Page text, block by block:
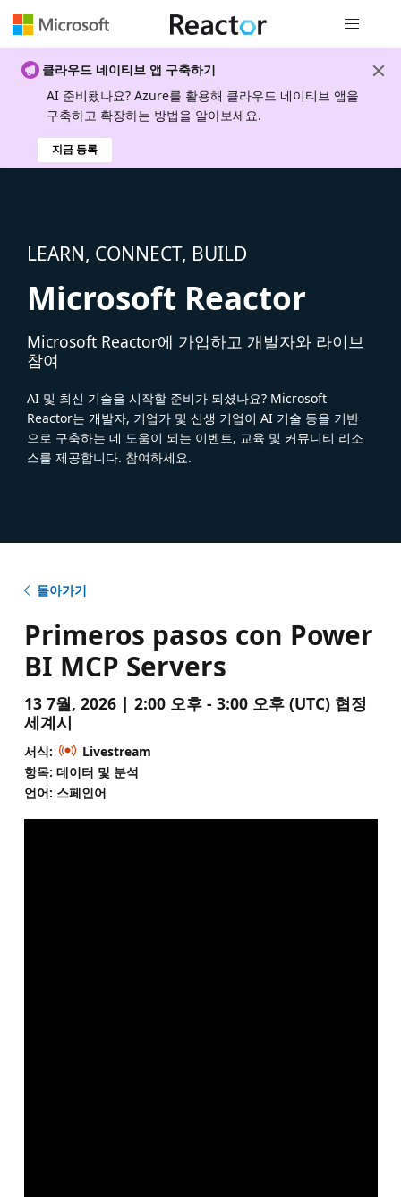
클라우드 네이티브 앱 구축하기
AI 준비됐나요? Azure를 활용해 클라우드 네이티브 앱을
구축하고 확장하는 방법을 알아보세요.
지금 등록
LEARN, CONNECT, BUILD
Microsoft Reactor
Microsoft Reactor에 가입하고 개발자와 라이브
참여
AI 및 최신 기술을 시작할 준비가 되셨나요? Microsoft
Reactor는 개발자, 기업가 및 신생 기업이 AI 기술 등을 기반
으로 구축하는 데 도움이 되는 이벤트, 교육 및 커뮤니티 리소
스를 제공합니다. 참여하세요.
돌아가기
Primeros pasos con Power
BI MCP Servers
13 7월, 2026 | 2:00 오후 - 3:00 오후 (UTC) 협정
세계시
서식:
Livestream
항목: 데이터 및 분석
언어: 스페인어